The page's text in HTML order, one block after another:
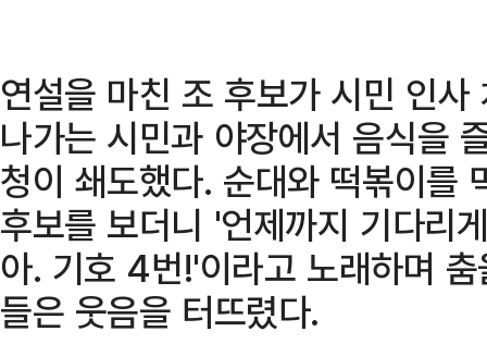
연설을 마친 조 후보가 시민 인
나가는 시민과 야장에서 음식을
청이 쇄도했다. 순대와 떡볶이를
후보를 보더니 '언제까지 기다리
아. 기호 4번!'이라고 노래하며
들은 웃음을 터뜨렸다.